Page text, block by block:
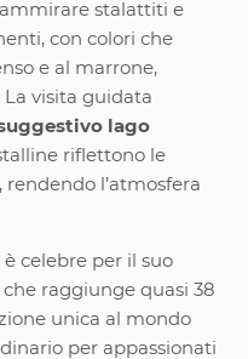
ammirare stalattiti e
con colori che
e al marrone,
visita guidata
lago
riflettono le
l’atmosfera
è celebre per il suo
che raggiunge quasi 38
unica al mondo
per appassionati